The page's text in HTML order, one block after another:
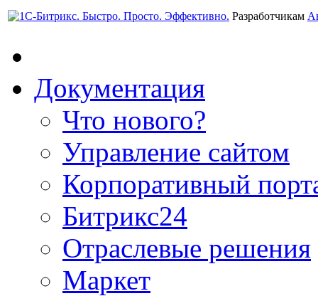
Разработчикам
Документация
Что нового?
Управление сайтом
Корпоративный
Битрикс24
Отраслевые решения
Маркет